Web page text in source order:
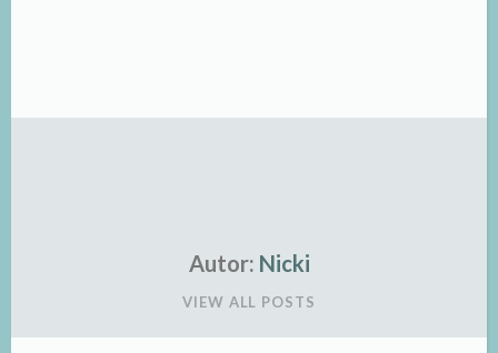
Autor: Nicki
VIEW ALL POSTS